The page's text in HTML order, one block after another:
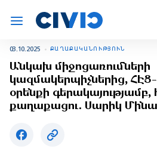
03.10.2025 ՔԱՂԱՔԱԿԱՆՈՒԹՅՈՒՆ
Անկախ միջոցառումների
կազմակերպիչներից, ՀԷՑ-
օրենքի գերակայությամբ,
քաղաքացու․ Սարիկ